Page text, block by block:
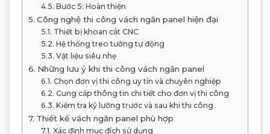
Bước 5: Hoàn thiện
Công nghệ thi công vách ngăn panel hiện đại
Thiết bị khoan cắt CNC
Hệ thống treo tường tự động
Vật liệu siêu nhẹ
Những lưu ý khi thi công vách ngăn panel
Chọn đơn vị thi công uy tín và chuyên nghiệp
Cung cấp thông tin chi tiết cho đơn vị thi công
Kiểm tra kỹ lưỡng trước và sau khi thi công
Thiết kế vách ngăn panel phù hợp
Xác định mục đích sử dụng